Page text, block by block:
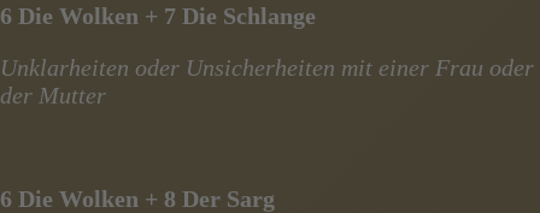
6 Die Wolken + 7 Die Schlange
Unklarheiten oder Unsicherheiten mit einer Frau oder
der Mutter
6 Die Wolken + 8 Der Sarg